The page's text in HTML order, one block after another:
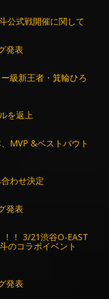
公式戦開催に関して
発表
級新王者・箕輪ひろ
を返上
MVP &ベストバウト
わせ決定
発表
！ 3/21渋谷O-EAST
のコラボイベント
発表